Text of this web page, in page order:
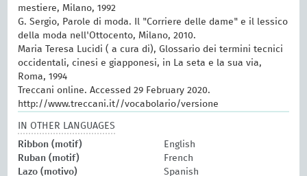
mestiere, Milano, 1992
G. Sergio, Parole di moda. Il "Corriere delle dame" e il lessico
della moda nell'Ottocento, Milano, 2010.
Maria Teresa Lucidi ( a cura di), Glossario dei termini tecnici
occidentali, cinesi e giapponesi, in La seta e la sua via,
Roma, 1994
Treccani online. Accessed 29 February 2020.
http://www.treccani.it//vocabolario/versione
IN OTHER LANGUAGES
Ribbon (motif)
English
Ruban (motif)
French
Lazo (motivo)
Spanish